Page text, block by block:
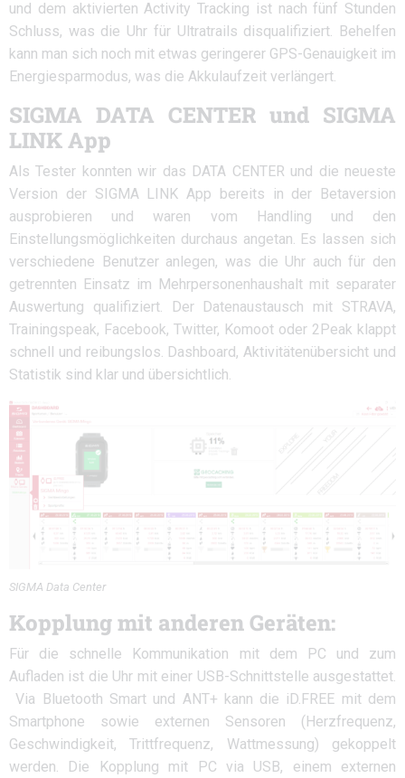
und dem aktivierten Activity Tracking ist nach fünf Stunden
Schluss, was die Uhr für Ultratrails disqualifiziert. Behelfen
kann man sich noch mit etwas geringerer GPS-Genauigkeit im
Energiesparmodus, was die Akkulaufzeit verlängert.
SIGMA DATA CENTER und SIGMA
LINK App
Als Tester konnten wir das DATA CENTER und die neueste
Version der SIGMA LINK App bereits in der Betaversion
ausprobieren und waren vom Handling und den
Einstellungsmöglichkeiten durchaus angetan. Es lassen sich
verschiedene Benutzer anlegen, was die Uhr auch für den
getrennten Einsatz im Mehrpersonenhaushalt mit separater
Auswertung qualifiziert. Der Datenaustausch mit STRAVA,
Trainingspeak, Facebook, Twitter, Komoot oder 2Peak klappt
schnell und reibungslos. Dashboard, Aktivitätenübersicht und
Statistik sind klar und übersichtlich.
SIGMA Data Center
Kopplung mit anderen Geräten:
Für die schnelle Kommunikation mit dem PC und zum
Aufladen ist die Uhr mit einer USB-Schnittstelle ausgestattet.
Via Bluetooth Smart und ANT+ kann die iD.FREE mit dem
Smartphone sowie externen Sensoren (Herzfrequenz,
Geschwindigkeit, Trittfrequenz, Wattmessung) gekoppelt
werden. Die Kopplung mit PC via USB, einem externen